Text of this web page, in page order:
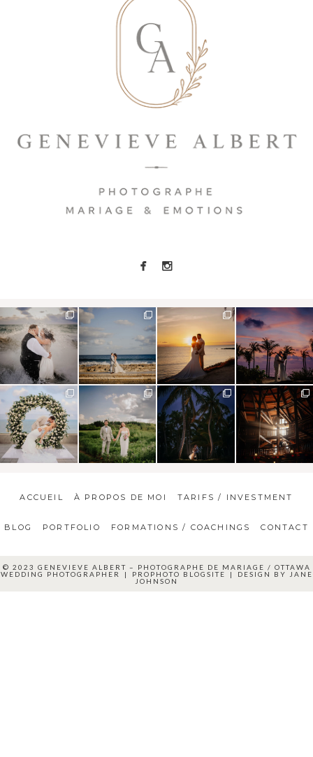
ACCUEIL À PROPOS DE MOI TARIFS / INVESTMENT
BLOG PORTFOLIO FORMATIONS / COACHINGS CONTACT
© 2023 GENEVIEVE ALBERT – PHOTOGRAPHE DE MARIAGE / OTTAWA
WEDDING PHOTOGRAPHER
| PROPHOTO BLOGSITE | DESIGN BY
JANE
JOHNSON